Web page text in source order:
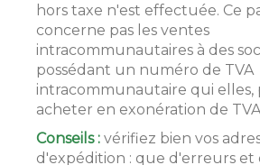
hors taxe n'est effectuée. Ce
concerne pas les ventes
intracommunautaires à des
possédant un numéro de TVA
intracommunautaire qui elles,
acheter en exonération de
Conseils : vérifiez bien vos
d'expédition : que d'erreurs et